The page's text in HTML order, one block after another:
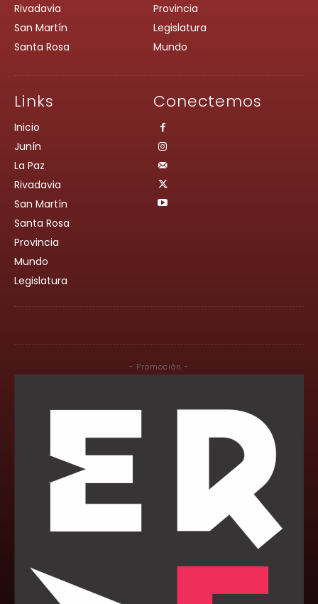
Rivadavia
San Martín
Santa Rosa
Provincia
Legislatura
Mundo
Links
Inicio
Junín
La Paz
Rivadavia
San Martín
Santa Rosa
Provincia
Mundo
Legislatura
Conectemos
- Promoción -